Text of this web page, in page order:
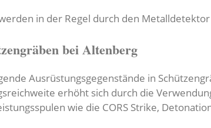
in der Regel durch den
bei Altenberg
Ausrüstungsgegenstände in
erhöht sich durch die
wie die CORS Strike,